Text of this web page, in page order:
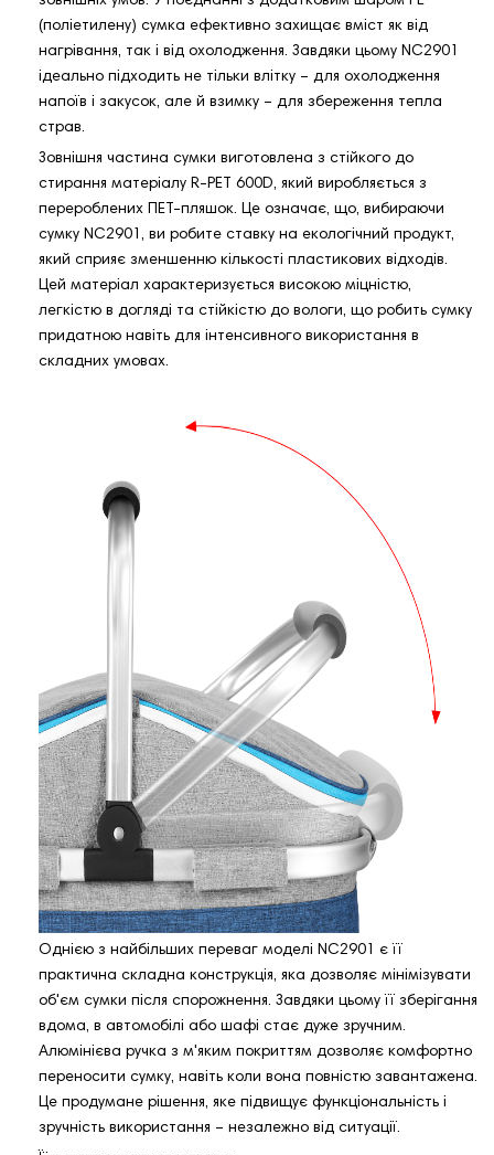
(поліетилену) сумка ефективно захищає вміст як від
нагрівання, так і від охолодження. Завдяки цьому NC2901
ідеально підходить не тільки влітку – для охолодження
напоїв і закусок, але й взимку – для збереження тепла
страв.
Зовнішня частина сумки виготовлена з стійкого до
стирання матеріалу R-PET 600D, який виробляється з
перероблених ПЕТ-пляшок. Це означає, що, вибираючи
сумку NC2901, ви робите ставку на екологічний продукт,
який сприяє зменшенню кількості пластикових відходів.
Цей матеріал характеризується високою міцністю,
легкістю в догляді та стійкістю до вологи, що робить сумку
придатною навіть для інтенсивного використання в
складних умовах.
Однією з найбільших переваг моделі NC2901 є її
практична складна конструкція, яка дозволяє мінімізувати
об'єм сумки після спорожнення. Завдяки цьому її зберігання
вдома, в автомобілі або шафі стає дуже зручним.
Алюмінієва ручка з м'яким покриттям дозволяє комфортно
переносити сумку, навіть коли вона повністю завантажена.
Це продумане рішення, яке підвищує функціональність і
зручність використання – незалежно від ситуації.